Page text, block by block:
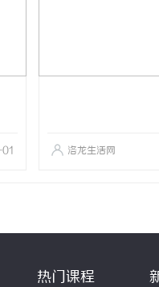
洛龙生活网
热门课程